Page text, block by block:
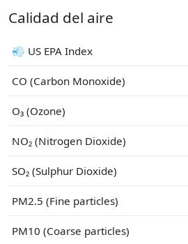
Calidad del aire
💨 US EPA Index
CO (Carbon Monoxide)
O₃ (Ozone)
NO₂ (Nitrogen Dioxide)
SO₂ (Sulphur Dioxide)
PM2.5 (Fine particles)
PM10 (Coarse particles)